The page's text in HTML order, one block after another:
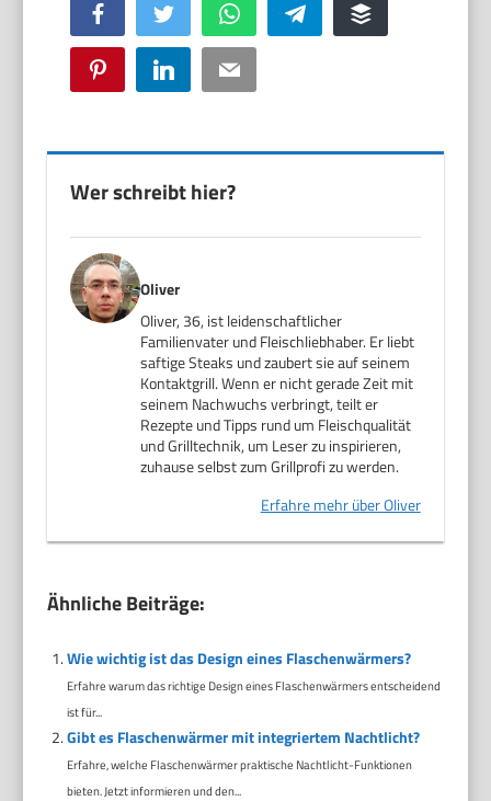
Facebook Twitter WhatsApp Telegram Buffer
Pinterest LinkedIn Email
Wer schreibt hier?
Oliver
Oliver, 36, ist leidenschaftlicher
Familienvater und Fleischliebhaber. Er liebt
saftige Steaks und zaubert sie auf seinem
Kontaktgrill. Wenn er nicht gerade Zeit mit
seinem Nachwuchs verbringt, teilt er
Rezepte und Tipps rund um Fleischqualität
und Grilltechnik, um Leser zu inspirieren,
zuhause selbst zum Grillprofi zu werden.
Erfahre mehr über Oliver
Ähnliche Beiträge:
Wie wichtig ist das Design eines Flaschenwärmers?
Erfahre warum das richtige Design eines Flaschenwärmers entscheidend
ist für...
Gibt es Flaschenwärmer mit integriertem Nachtlicht?
Erfahre, welche Flaschenwärmer praktische Nachtlicht-Funktionen
bieten. Jetzt informieren und den...